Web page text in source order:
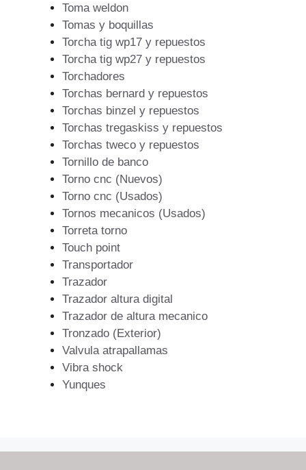
Toma weldon
Tomas y boquillas
Torcha tig wp17 y repuestos
Torcha tig wp27 y repuestos
Torchadores
Torchas bernard y repuestos
Torchas binzel y repuestos
Torchas tregaskiss y repuestos
Torchas tweco y repuestos
Tornillo de banco
Torno cnc (Nuevos)
Torno cnc (Usados)
Tornos mecanicos (Usados)
Torreta torno
Touch point
Transportador
Trazador
Trazador altura digital
Trazador de altura mecanico
Tronzado (Exterior)
Valvula atrapallamas
Vibra shock
Yunques